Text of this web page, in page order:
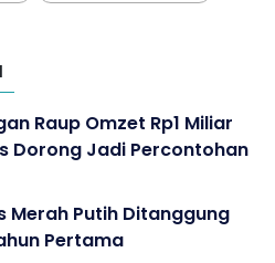
Raup Omzet Rp1 Miliar
Dorong Jadi Percontohan
Merah Putih Ditanggung
Pertama